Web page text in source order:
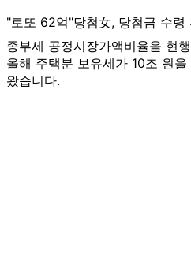
종부세 공정시장가액비율을 현
올해 주택분 보유세가 10조 원
왔습니다.